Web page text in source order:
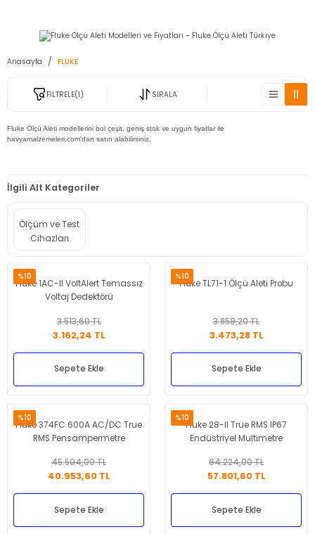
Anasayfa FLUKE
FİLTRELE(1) SIRALA
Fluke Ölçü Aleti modellerini bol çeşit, geniş stok ve uygun fiyatlar ile
havyamalzemeleri.com'dan satın alabilirsiniz.
İlgili Alt Kategoriler
Ölçüm ve Test
Cihazları
%10
Fluke 1AC-II VoltAlert Temassız
Voltaj Dedektörü
3.513,60 TL
3.162,24 TL
Sepete Ekle
%10
Fluke TL71-1 Ölçü Aleti Probu
3.859,20 TL
3.473,28 TL
Sepete Ekle
%10
Fluke 374FC 600A AC/DC True
RMS Pensampermetre
45.504,00 TL
40.953,60 TL
Sepete Ekle
%10
Fluke 28-II True RMS IP67
Endüstriyel Multimetre
64.224,00 TL
57.801,60 TL
Sepete Ekle